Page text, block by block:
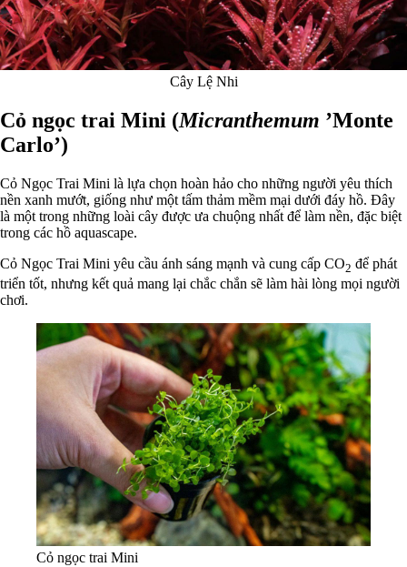
Cây Lệ Nhi
Cỏ ngọc trai Mini (Micranthemum ’Monte
Carlo’)
Cỏ Ngọc Trai Mini là lựa chọn hoàn hảo cho những người yêu thích
nền xanh mướt, giống như một tấm thảm mềm mại dưới đáy hồ. Đây
là một trong những loài cây được ưa chuộng nhất để làm nền, đặc biệt
trong các hồ aquascape.
Cỏ Ngọc Trai Mini yêu cầu ánh sáng mạnh và cung cấp CO2 để phát
triển tốt, nhưng kết quả mang lại chắc chắn sẽ làm hài lòng mọi người
chơi.
Cỏ ngọc trai Mini